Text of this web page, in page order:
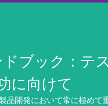
ドブック：テ
に向けて
品開発において常に極めて